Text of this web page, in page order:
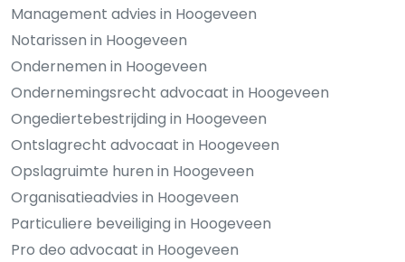
Management advies in Hoogeveen
Notarissen in Hoogeveen
Ondernemen in Hoogeveen
Ondernemingsrecht advocaat in Hoogeveen
Ongediertebestrijding in Hoogeveen
Ontslagrecht advocaat in Hoogeveen
Opslagruimte huren in Hoogeveen
Organisatieadvies in Hoogeveen
Particuliere beveiliging in Hoogeveen
Pro deo advocaat in Hoogeveen